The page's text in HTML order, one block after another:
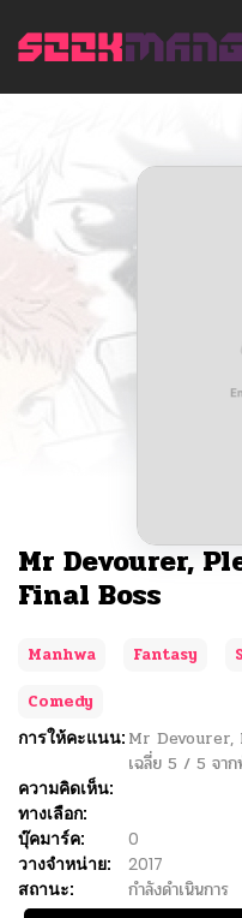
Mr Devourer,
Final Boss
Manhwa Fantasy
Comedy
การให้คะแนน: Mr Devourer,
เฉลี่ย 5 / 5 จา
ความคิดเห็น:
ทางเลือก:
บุ๊คมาร์ค:
0
วางจำหน่าย:
2017
สถานะ:
กำลังดำเนินการ